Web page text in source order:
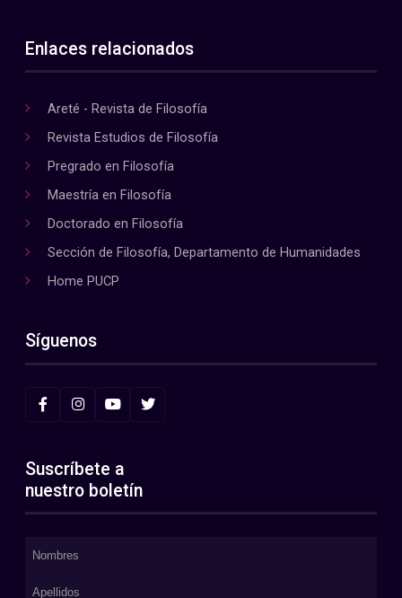
Enlaces relacionados
Areté - Revista de Filosofía
Revista Estudios de Filosofía
Pregrado en Filosofía
Maestría en Filosofía
Doctorado en Filosofía
Sección de Filosofía, Departamento de Humanidades
Home PUCP
Síguenos
Suscríbete a
nuestro boletín